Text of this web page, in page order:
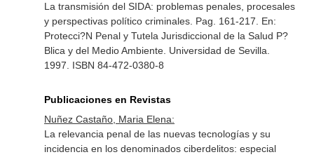
La transmisión del SIDA: problemas penales, procesales
y perspectivas político criminales. Pag. 161-217. En:
Protecci?N Penal y Tutela Jurisdiccional de la Salud P?
Blica y del Medio Ambiente. Universidad de Sevilla.
1997. ISBN 84-472-0380-8
Publicaciones en Revistas
Nuñez Castaño, Maria Elena:
La relevancia penal de las nuevas tecnologías y su
incidencia en los denominados ciberdelitos: especial